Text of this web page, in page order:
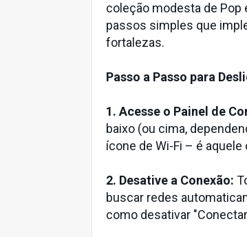
coleção modesta de Pop
passos simples que
fortalezas.
Passo a Passo para
1. Acesse o Painel de
baixo (ou cima,
ícone de Wi-Fi – é
2. Desative a Conexão:
buscar redes
como desativar